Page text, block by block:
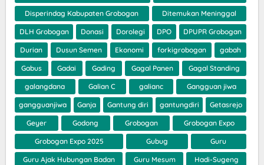
Disperindag Kabupaten Grobogan Ditemukan Meninggal
DLH Grobogan Donasi Dorolegi DPO DPUPR Grobogan
Durian Dusun Semen Ekonomi forkigrobogan gabah
Gabus Gadai Gading Gagal Panen Gagal Standing
galangdana Galian C galianc Gangguan jiwa
gangguanjiwa Ganja Gantung diri gantungdiri Getasrejo
Geyer Godong Grobogan Grobogan Expo
Grobogan Expo 2025 Gubug Guru
Guru Ajak Hubungan Badan Guru Mesum Hadi-Sugeng